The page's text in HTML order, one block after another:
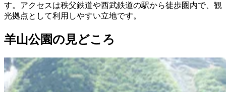
す。アクセスは秩父鉄道や西武鉄道の駅から徒歩圏内で、観
光拠点として利用しやすい立地です。
羊山公園の見どころ